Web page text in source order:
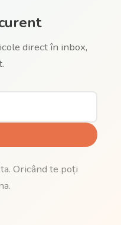
direct în inbox,
Oricând te poți